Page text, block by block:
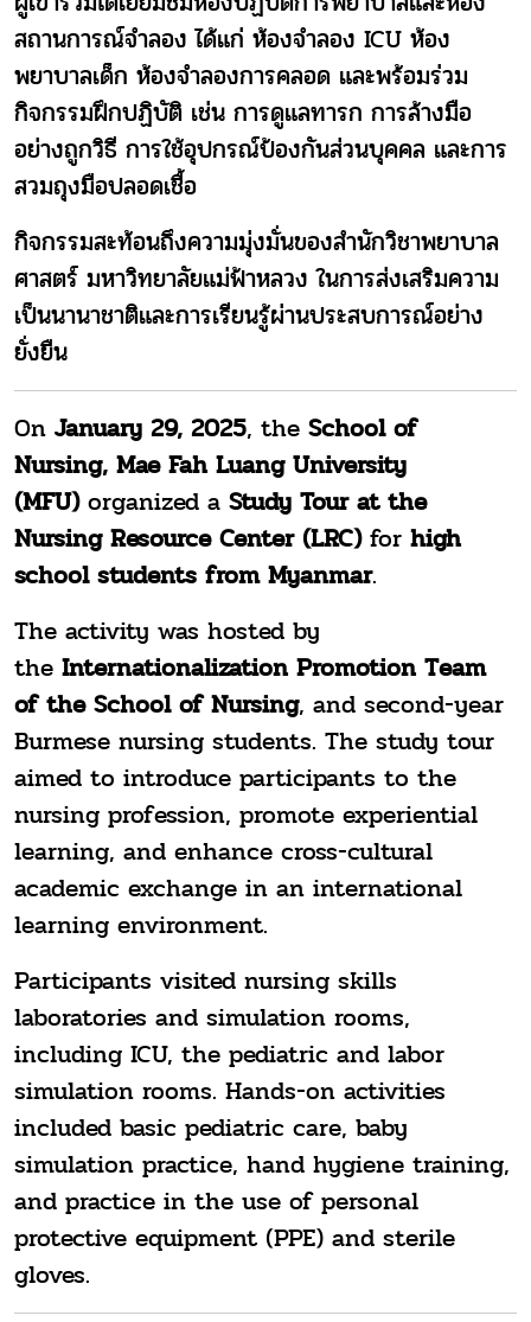
สถานการณ์จำลอง ได้แก่ ห้องจำลอง ICU ห้อง
พยาบาลเด็ก ห้องจำลองการคลอด และพร้อมร่วม
กิจกรรมฝึกปฏิบัติ เช่น การดูแลทารก การล้างมือ
อย่างถูกวิธี การใช้อุปกรณ์ป้องกันส่วนบุคคล และการ
สวมถุงมือปลอดเชื้อ
กิจกรรมสะท้อนถึงความมุ่งมั่นของสำนักวิชาพยาบาล
ศาสตร์ มหาวิทยาลัยแม่ฟ้าหลวง ในการส่งเสริมความ
เป็นนานาชาติและการเรียนรู้ผ่านประสบการณ์อย่าง
ยั่งยืน
On January 29, 2025, the School of
Nursing, Mae Fah Luang University
(MFU)organized a Study Tour at the
Nursing Resource Center (LRC)for high
school students from Myanmar.
The activity was hosted by
the Internationalization Promotion Team
of the School of Nursing, and second-year
Burmese nursing students. The study tour
aimed to introduce participants to the
nursing profession, promote experiential
learning, and enhance cross-cultural
academic exchange in an international
learning environment.
Participants visited nursing skills
laboratories and simulation rooms,
including ICU, the pediatric and labor
simulation rooms. Hands-on activities
included basic pediatric care, baby
simulation practice, hand hygiene training,
and practice in the use of personal
protective equipment (PPE) and sterile
gloves.